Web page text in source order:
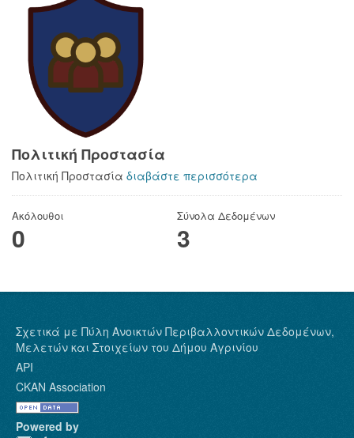
Πολιτική Προστασία
Πολιτική Προστασία διαβάστε περισσότερα
Ακόλουθοι
0
Σύνολα Δεδομένων
3
Σχετικά με Πύλη Ανοικτών Περιβαλλοντικών Δεδομένων,
Μελετών και Στοιχείων του Δήμου Αγρινίου
API
CKAN Association
Powered by